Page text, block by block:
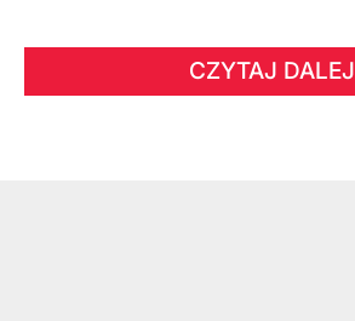
CZYTAJ DALEJ